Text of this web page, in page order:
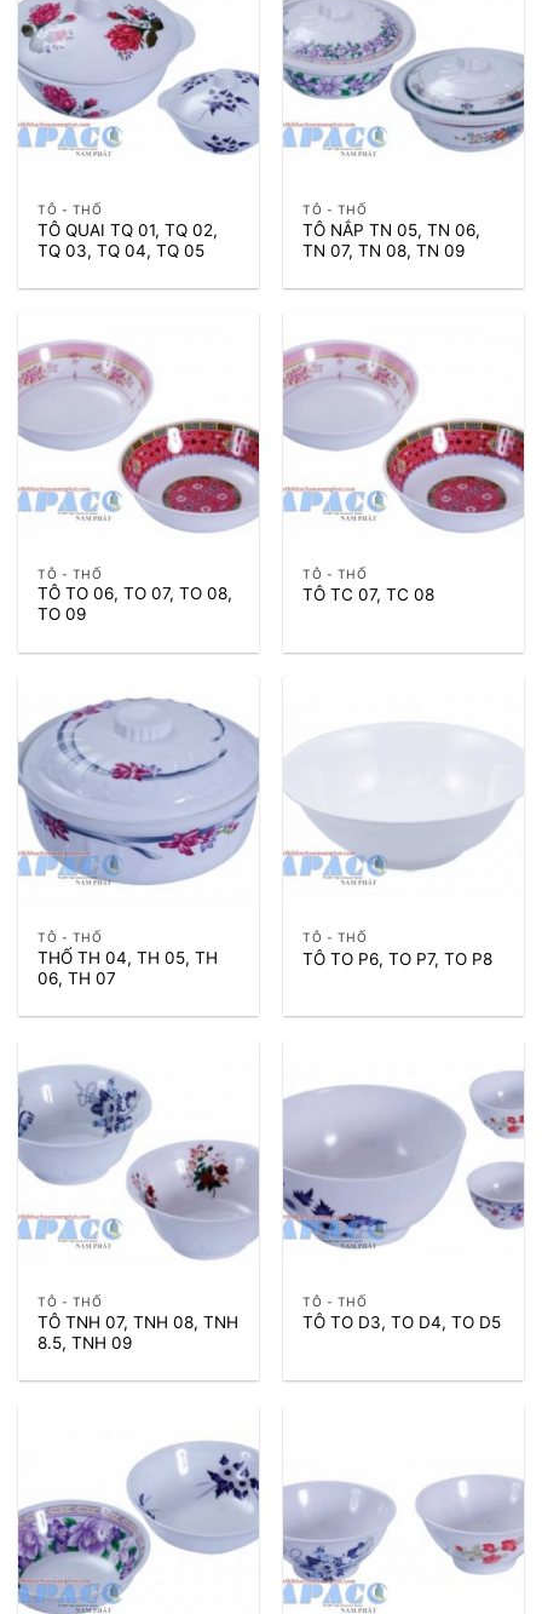
TÔ - THỐ
TÔ QUAI TQ 01, TQ 02,
TQ 03, TQ 04, TQ 05
TÔ - THỐ
TÔ NẮP TN 05, TN 06,
TN 07, TN 08, TN 09
TÔ - THỐ
TÔ TO 06, TO 07, TO 08,
TO 09
TÔ - THỐ
TÔ TC 07, TC 08
TÔ - THỐ
THỐ TH 04, TH 05, TH
06, TH 07
TÔ - THỐ
TÔ TO P6, TO P7, TO P8
TÔ - THỐ
TÔ TNH 07, TNH 08, TNH
8.5, TNH 09
TÔ - THỐ
TÔ TO D3, TO D4, TO D5